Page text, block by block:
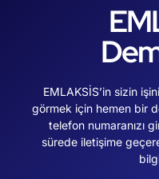
EMLAKSİS’in sizin
görmek için hemen bir
telefon numaranızı
sürede iletişime